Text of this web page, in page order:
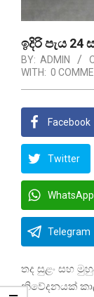
ඉදිරි පැය
BY: ADMIN
WITH: 0
Facebook
Twitter
WhatsApp
Telegram
තද සුළං සහ
නිවේදනයක්